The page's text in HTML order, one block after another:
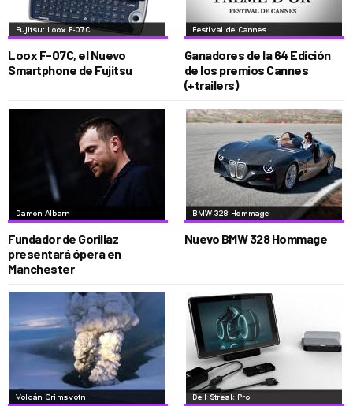
Loox F-07C, el Nuevo
Smartphone de Fujitsu
Ganadores de la 64 Edición
de los premios Cannes
(+trailers)
Fundador de Gorillaz
presentará ópera en
Manchester
Nuevo BMW 328 Hommage